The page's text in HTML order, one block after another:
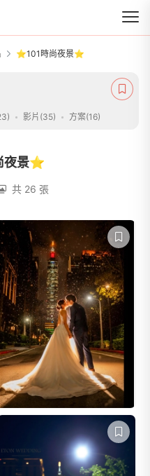
市集
⭐101時尚夜景⭐
影片(35) 方案(16)
夜景⭐
共 26 張